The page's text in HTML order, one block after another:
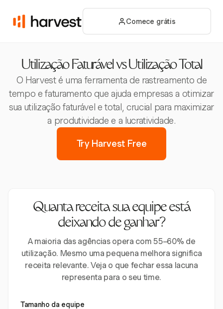
Comece grátis
Utilização Faturável vs Utilização Total
O Harvest é uma ferramenta de rastreamento de
tempo e faturamento que ajuda empresas a otimizar
sua utilização faturável e total, crucial para maximizar
a produtividade e a lucratividade.
Try Harvest Free
Quanta receita sua equipe está
deixando de ganhar?
A maioria das agências opera com 55–60% de
utilização. Mesmo uma pequena melhora significa
receita relevante. Veja o que fechar essa lacuna
representa para o seu time.
Tamanho da equipe